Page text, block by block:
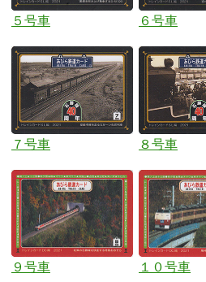
５号車 ６号車
７号車 ８号車
９号車 １０号車